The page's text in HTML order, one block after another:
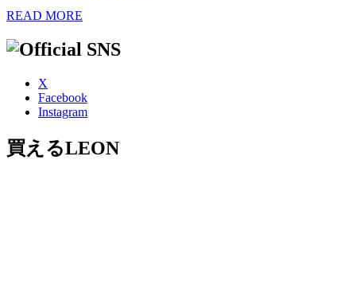
READ MORE
X
Facebook
Instagram
買えるLEON